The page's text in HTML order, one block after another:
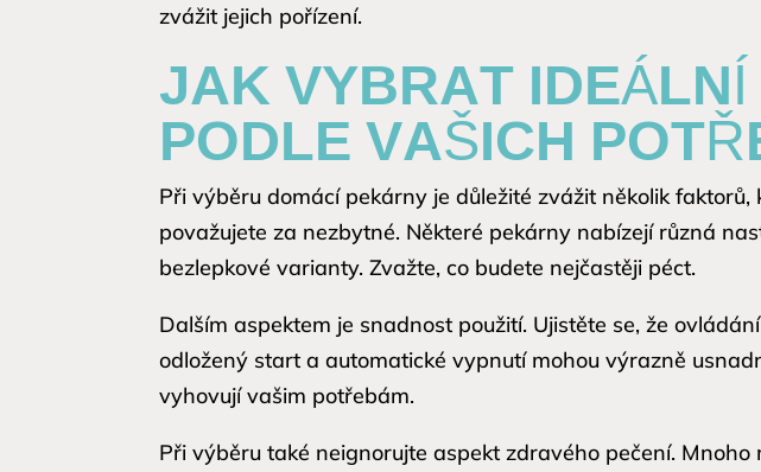
zvážit jejich pořízení.
JAK VYBRAT
PODLE VAŠICH
Při výběru domácí pekárny je důležité zvážit několik
považujete za nezbytné. Některé pekárny nabízejí různá
bezlepkové varianty. Zvažte, co budete nejčastěji péct.
Dalším aspektem je snadnost použití. Ujistěte se, že
odložený start a automatické vypnutí mohou výrazně
vyhovují vašim potřebám.
Při výběru také neignorujte aspekt zdravého pečení.